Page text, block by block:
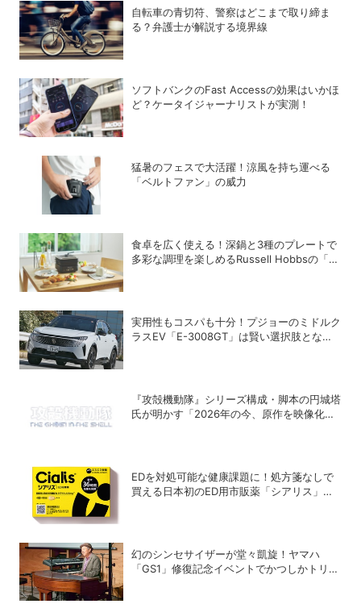
自転車の青切符、警察はどこまで取り締ま
る？弁護士が解説する境界線
ソフトバンクのFast Accessの効果はいかほ
ど？ケータイジャーナリストが実測！
猛暑のフェスで大活躍！涼風を持ち運べる
「ベルトファン」の威力
食卓を広く使える！深鍋と3種のプレートで
多彩な調理を楽しめるRussell Hobbsの「キ
実用性もコスパも十分！プジョーのミドルク
ラスEV「E-3008GT」は賢い選択肢となり
『攻殻機動隊』シリーズ構成・脚本の円城塔
氏が明かす「2026年の今、原作を映像化す
EDを対処可能な健康課題に！処方箋なしで
買える日本初のED用市販薬「シアリス」が
幻のシンセサイザーが堂々凱旋！ヤマハ
「GS1」修復記念イベントでかつしかトリオ